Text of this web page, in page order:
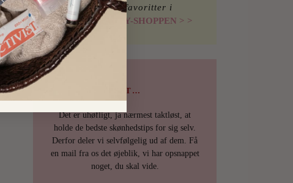
Find mine favoritter i
I LOVE BEAUTY-SHOPPEN > >
PSST…
Det er uhøfligt, ja nærmest taktløst, at
holde de bedste skønhedstips for sig selv.
Derfor deler vi selvfølgelig ud af dem. Få
en mail fra os det øjeblik, vi har opsnappet
noget, du skal vide.